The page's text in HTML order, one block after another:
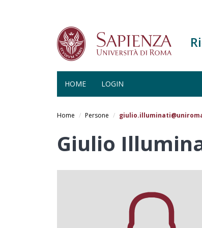
HOME LOGIN
Home Persone
Giulio